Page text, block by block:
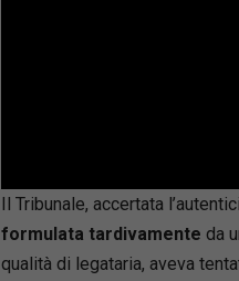
Il Tribunale, accertata
formulata tardivamente da
qualità di legataria, aveva